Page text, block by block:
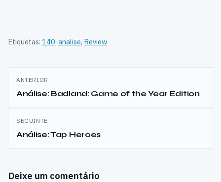
Etiquetas: 140, analise, Review
Navegação
de
artigos
ANTERIOR
Análise: Badland: Game of the Year Edition
SEGUINTE
Análise: Tap Heroes
Deixe um comentário